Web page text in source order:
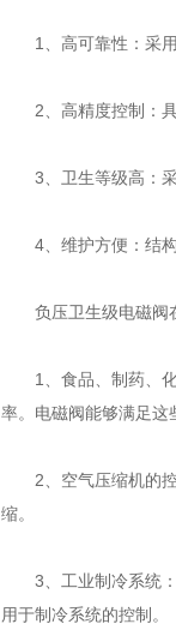
1、高可靠性：采用
2、高精度控制：具
3、卫生等级高：采
4、维护方便：结构
负压卫生级电磁阀在
1、食品、制药、化
率。电磁阀能够满足这
2、空气压缩机的控
缩。
3、工业制冷系统：
用于制冷系统的控制。